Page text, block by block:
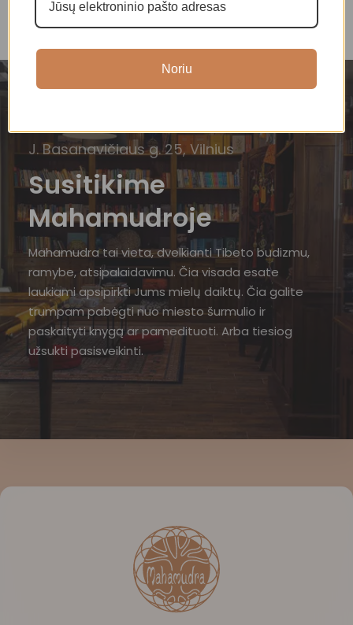
J. Basanavičiaus g. 25, Vilnius
Susitikime
Mahamudroje
Mahamudra tai vieta, dvelkianti Tibeto budizmu,
ramybe, atsipalaidavimu. Čia visada esate
laukiami apsipirkti Jums mielų daiktų. Čia galite
trumpam pabėgti nuo miesto šurmulio ir
paskaityti knygą ar pamedituoti. Arba tiesiog
užsukti pasisveikinti.
Noriu